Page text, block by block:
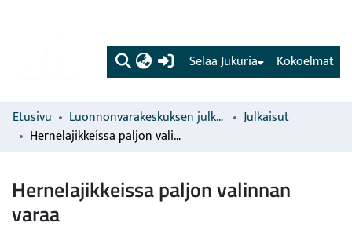
(current) Kokoelmat
Selaa Jukuria
Etusivu Luonnonvarakeskuksen julkaisut
Julkaisut
Hernelajikkeissa paljon valinnan varaa
Hernelajikkeissa paljon valinnan
varaa